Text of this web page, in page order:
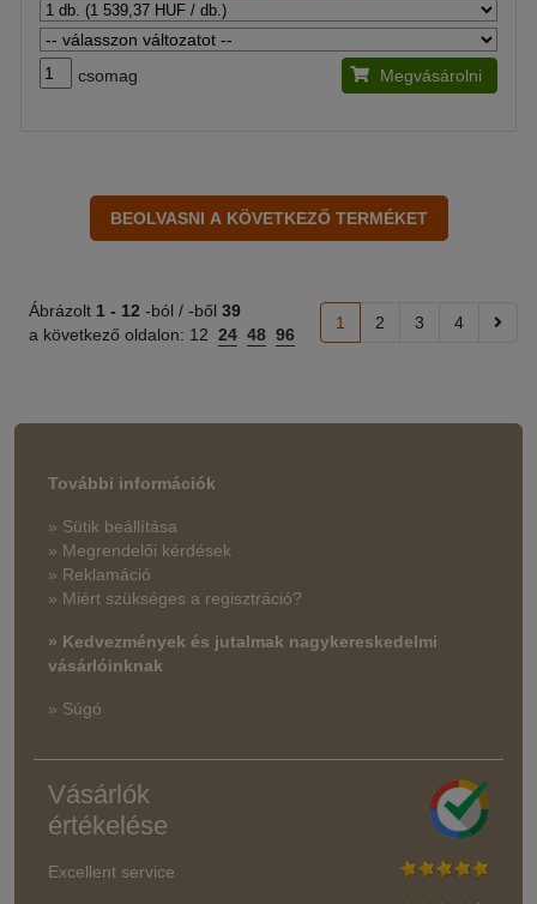
csomag Megvásárolni
Ábrázolt 1 - 12 -ból / -ből 39
a következő oldalon: 12 24 48 96
1 2 3 4
További információk
» Sütik beállítása
» Megrendelői kérdések
» Reklamáció
» Miért szükséges a regisztráció?
» Kedvezmények és jutalmak nagykereskedelmi
vásárlóinknak
» Súgó
Vásárlók
értékelése
Excellent service